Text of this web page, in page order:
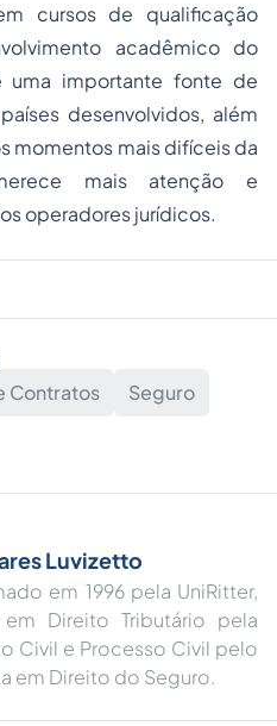
cursos de qualificação
acadêmico do
importante fonte de
desenvolvidos, além
momentos mais difíceis da
mais atenção e
operadores jurídicos.
Contratos
Seguro
Luvizetto
em 1996 pela UniRitter,
Direito Tributário pela
Civil e Processo Civil pelo
em Direito do Seguro.